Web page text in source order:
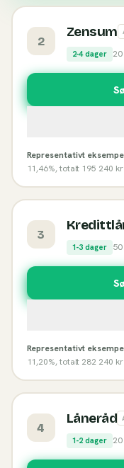
2
Zensum
2-4 dager
Representativt
11,46%, totalt 195 240 kr
3
1-3 dager
Representativt
11,20%, totalt 282 240 kr
4
Låneråd
1-2 dager